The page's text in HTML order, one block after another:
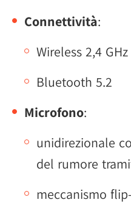
Connettività:
Wireless 2,4
Bluetooth 5.2
Microfono:
unidirezionale
del rumore
meccanismo